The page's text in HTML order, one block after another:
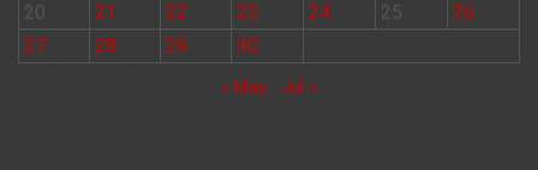
20
21 22 23 24 25
26
27
28 29 30
« May Jul »